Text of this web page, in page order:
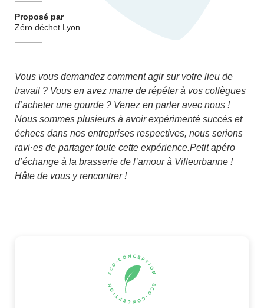
Proposé par
Zéro déchet Lyon
Vous vous demandez comment agir sur votre lieu de
travail ? Vous en avez marre de répéter à vos collègues
d’acheter une gourde ? Venez en parler avec nous !
Nous sommes plusieurs à avoir expérimenté succès et
échecs dans nos entreprises respectives, nous serions
ravi·es de partager toute cette expérience.Petit apéro
d’échange à la brasserie de l’amour à Villeurbanne !
Hâte de vous y rencontrer !